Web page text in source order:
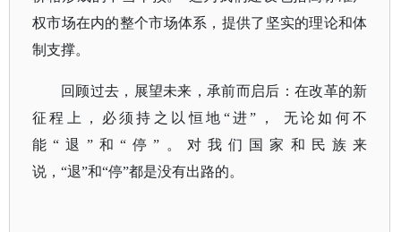
权市场在内的整个市场体系，提供了坚实的理论和体
制支撑。
回顾过去，展望未来，承前而启后：在改革的新
征程上，必须持之以恒地 “进”， 无论如何不
能“退”和“停”。对我们国家和民族来
说，“退”和“停”都是没有出路的。